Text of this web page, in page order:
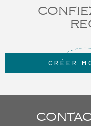
CRÉER